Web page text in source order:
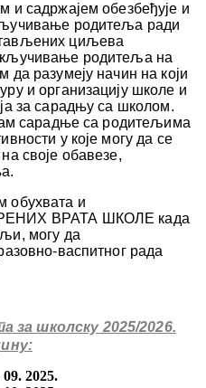
и садржајем обезбеђује и
родитеља ради
циљева
родитеља на
разумеју начин на који
и организацију школе и
за сарадњу са школом.
сарадње са родитељима
у које могу да се
своје обавезе,
обухвата и
ВРАТА ШКОЛЕ када
могу да
васпитног рада
за школску 2025/2026.
09. 2025.